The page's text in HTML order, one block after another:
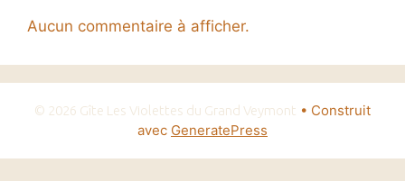
Aucun commentaire à afficher.
© 2026 Gîte Les Violettes du Grand Veymont • Construit
avec GeneratePress